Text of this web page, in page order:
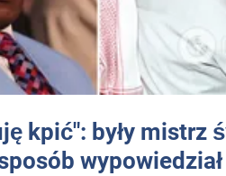
kpić": były mistrz